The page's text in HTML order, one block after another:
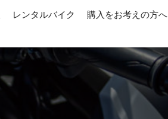
レンタルバイク 購入をお考えの方へ